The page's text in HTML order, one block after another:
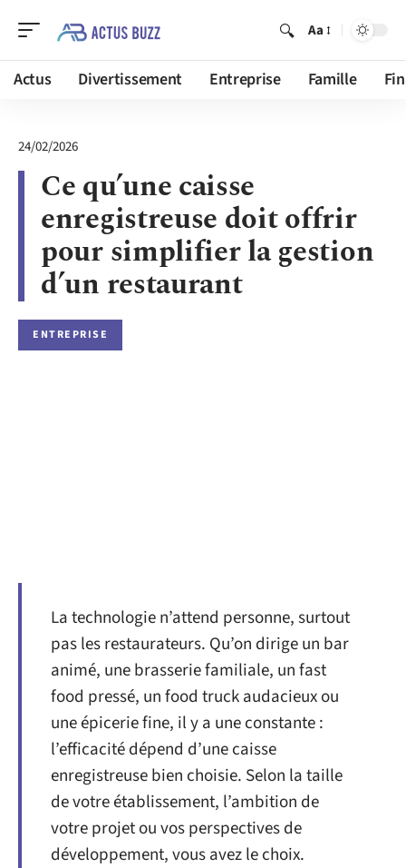
Aa
Actus Divertissement Entreprise Famille
24/02/2026
Ce qu’une caisse
enregistreuse doit offrir
pour simplifier la gestion
d’un restaurant
ENTREPRISE
La technologie n’attend personne, surtout
pas les restaurateurs. Qu’on dirige un bar
animé, une brasserie familiale, un fast
food pressé, un food truck audacieux ou
une épicerie fine, il y a une constante :
l’efficacité dépend d’une caisse
enregistreuse bien choisie. Selon la taille
de votre établissement, l’ambition de
votre projet ou vos perspectives de
développement, vous avez le choix.